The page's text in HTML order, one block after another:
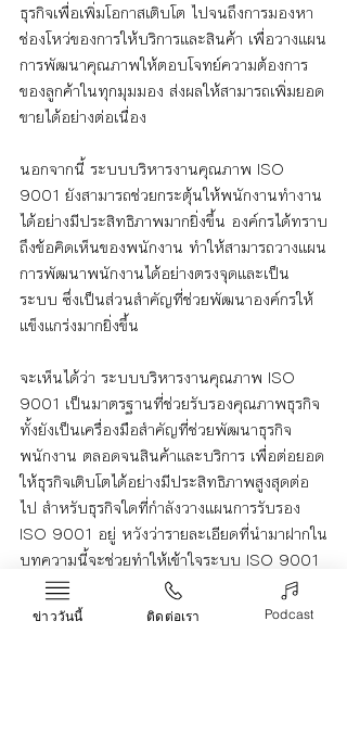
ธุรกิจเพื่อเพิ่มโอกาสเติบโต ไปจนถึงการมองหา
ช่องโหว่ของการให้บริการและสินค้า เพื่อวางแผน
การพัฒนาคุณภาพให้ตอบโจทย์ความต้องการ
ของลูกค้าในทุกมุมมอง ส่งผลให้สามารถเพิ่มยอด
ขายได้อย่างต่อเนื่อง
นอกจากนี้ ระบบบริหารงานคุณภาพ ISO
9001 ยังสามารถช่วยกระตุ้นให้พนักงานทำงาน
ได้อย่างมีประสิทธิภาพมากยิ่งขึ้น องค์กรได้ทราบ
ถึงข้อคิดเห็นของพนักงาน ทำให้สามารถวางแผน
การพัฒนาพนักงานได้อย่างตรงจุดและเป็น
ระบบ ซึ่งเป็นส่วนสำคัญที่ช่วยพัฒนาองค์กรให้
แข็งแกร่งมากยิ่งขึ้น
จะเห็นได้ว่า ระบบบริหารงานคุณภาพ ISO
9001 เป็นมาตรฐานที่ช่วยรับรองคุณภาพธุรกิจ
ทั้งยังเป็นเครื่องมือสำคัญที่ช่วยพัฒนาธุรกิจ
พนักงาน ตลอดจนสินค้าและบริการ เพื่อต่อยอด
ให้ธุรกิจเติบโตได้อย่างมีประสิทธิภาพสูงสุดต่อ
ไป สำหรับธุรกิจใดที่กำลังวางแผนการรับรอง
ISO 9001 อยู่ หวังว่ารายละเอียดที่นำมาฝากใน
บทความนี้จะช่วยทำให้เข้าใจระบบ ISO 9001
มากยิ่งขึ้น พร้อมมองเห็นประโยชน์ที่ระบบ ISO
9001 สามารถมอบให้ธุรกิจได้ในอนาคต
ข่าววันนี้ ติดต่อเรา Podcast